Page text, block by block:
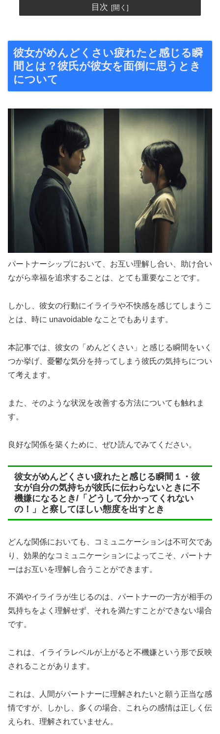
目次
彼女がめんどくさい疲れたと感じる瞬
間とは？彼氏が彼女を面倒に思うとき
について
パートナーシップにおいて、お互い理解し合い、助け合い
ながら幸福を追求することは、とても重要なことです。
しかし、彼女の行動にイライラや不快感を感じてしまうこ
とは、時に unavoidable なことでもあります。
本記事では、彼女の「めんどくさい」と感じる瞬間をいく
つか挙げ、憂鬱な気分を持ってしまう彼氏の気持ちについ
て考えます。
また、そのような状況を改善する方法についても触れま
す。
良好な関係を築くために、ぜひ読んでみてください。
彼女がめんどくさい疲れたと感じる瞬間１・彼
女が自分の気持ちが彼氏に伝わらないときに不
機嫌になるとき/「どうして分かってくれない
の！」と察してほしい態度を出すとき
どんな関係においても、コミュニケーションは不可欠であ
り、効果的なコミュニケーションによってこそ、パートナ
ーはお互いを理解し合うことができます。
不満やイライラが生じるのは、パートナーの一方が相手の
気持ちをよく理解せず、それを満たすことができない場合
です。
これは、イライラレベルが上がると不機嫌という形で反映
されることがあります。
これは、人間がパートナーに理解されたいと願う正当な感
情ですが、しかし、多くの場合、これらの感情は正しく伝
えられ、理解されていません。